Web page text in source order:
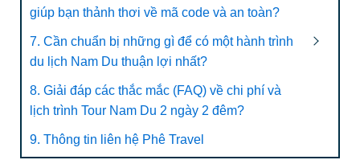
giúp bạn thảnh thơi về mã code và an toàn?
7. Cần chuẩn bị những gì để có một hành trình
du lịch Nam Du thuận lợi nhất?
8. Giải đáp các thắc mắc (FAQ) về chi phí và
lịch trình Tour Nam Du 2 ngày 2 đêm?
9. Thông tin liên hệ Phê Travel